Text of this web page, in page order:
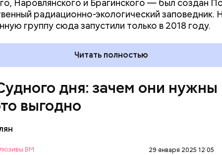
Наровлянского и Брагинского — был создан
радиационно-экологический заповедник.
группу сюда запустили только в 2018 году.
Читать полностью
дня: зачем они нужны
выгодно
ВМ 29 января 2025 12:05
не столь разрушительны, как ядерные
перспективе. Десятилетия антропогенных
атмосферы могут быть не менее
Тогда, в 2007 году, один из спонсоров
Стивен Хокинг призвал
бочке сложа руки: